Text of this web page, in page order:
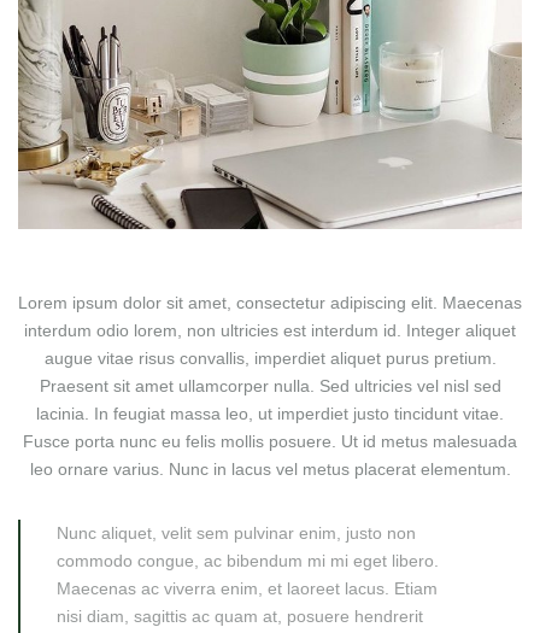
Lorem ipsum dolor sit amet, consectetur adipiscing elit. Maecenas
interdum odio lorem, non ultricies est interdum id. Integer aliquet
augue vitae risus convallis, imperdiet aliquet purus pretium.
Praesent sit amet ullamcorper nulla. Sed ultricies vel nisl sed
lacinia. In feugiat massa leo, ut imperdiet justo tincidunt vitae.
Fusce porta nunc eu felis mollis posuere. Ut id metus malesuada
leo ornare varius. Nunc in lacus vel metus placerat elementum.
Nunc aliquet, velit sem pulvinar enim, justo non
commodo congue, ac bibendum mi mi eget libero.
Maecenas ac viverra enim, et laoreet lacus. Etiam
nisi diam, sagittis ac quam at, posuere hendrerit